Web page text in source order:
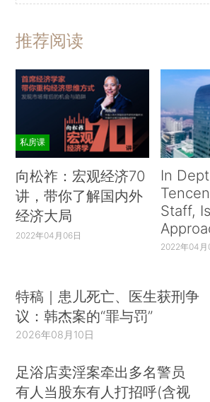
推荐阅读
私房课
向松祚：宏观经济70
讲，带你了解国内外
经济大局
2022年04月06日
In
Staff,
2022年04月
特稿｜患儿死亡、医生获刑争
议：韩杰案的“罪与罚”
2026年08月10日
足浴店卖淫案牵出多名警员
有人当股东有人打招呼(含视